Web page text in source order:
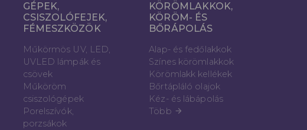
GÉPEK,
CSISZOLÓFEJEK,
FÉMESZKÖZÖK
Műkörmös UV, LED,
UVLED lámpák és
csövek
Műköröm
csiszológépek
Porelszívók,
porzsákok
KÖRÖMLAKKOK,
KÖRÖM- ÉS
BŐRÁPOLÁS
Alap- és fedőlakkok
Színes körömlakkok
Körömlakk kellékek
Bőrtápláló olajok
Kéz- és lábápolás
Több arrow_forward